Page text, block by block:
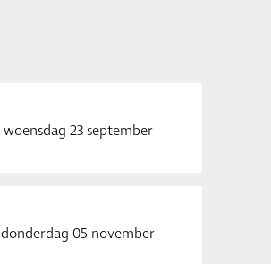
woensdag 23 september
donderdag 05 november